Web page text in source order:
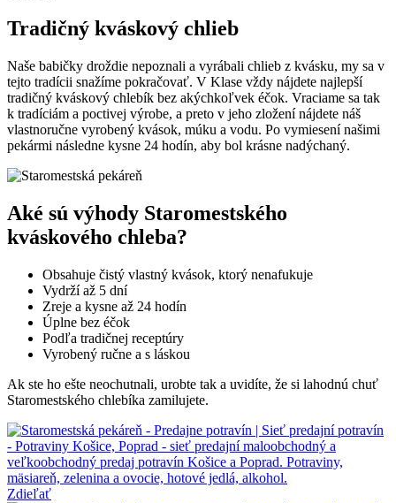
Tradičný kváskový chlieb
Naše babičky droždie nepoznali a vyrábali chlieb z kvásku, my sa v
tejto tradícii snažíme pokračovať. V Klase vždy nájdete najlepší
tradičný kváskový chlebík bez akýchkoľvek éčok. Vraciame sa tak
k tradíciám a poctivej výrobe, a preto v jeho zložení nájdete náš
vlastnoručne vyrobený kvások, múku a vodu. Po vymiesení našimi
pekármi následne kysne 24 hodín, aby bol krásne nadýchaný.
Aké sú výhody Staromestského
kváskového chleba?
Obsahuje čistý vlastný kvások, ktorý nenafukuje
Vydrží až 5 dní
Zreje a kysne až 24 hodín
Úplne bez éčok
Podľa tradičnej receptúry
Vyrobený ručne a s láskou
Ak ste ho ešte neochutnali, urobte tak a uvidíte, že si lahodnú chuť
Staromestského chlebíka zamilujete.
Zdieľať